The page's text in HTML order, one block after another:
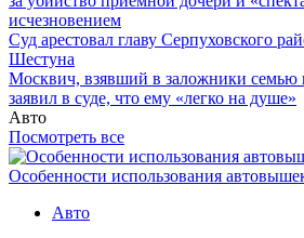
исчезновением
Суд арестовал главу Серпуховского
Шестуна
Москвич, взявший в заложники семью
заявил в суде, что ему «легко на душе»
Авто
Посмотреть все
Особенности использования
Авто